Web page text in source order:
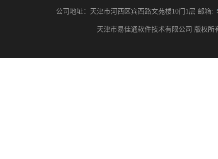
公司地址：天津市河西区宾西路文苑楼10门1层 邮箱:
天津市易佳通软件技术有限公司 版权